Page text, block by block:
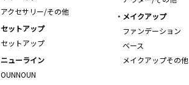
アクセサリー/その他
メイクアップ
ファンデーション
ベース
メイクアップその他
セットアップ
セットアップ
ニューライン
OUNNOUN